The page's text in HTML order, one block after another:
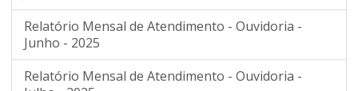
Relatório Mensal de Atendimento - Ouvidoria -
Junho - 2025
Relatório Mensal de Atendimento - Ouvidoria -